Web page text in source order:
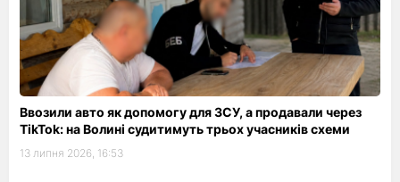
Ввозили авто як допомогу для ЗСУ, а продавали через
TikTok: на Волині судитимуть трьох учасників схеми
13 липня 2026, 16:53